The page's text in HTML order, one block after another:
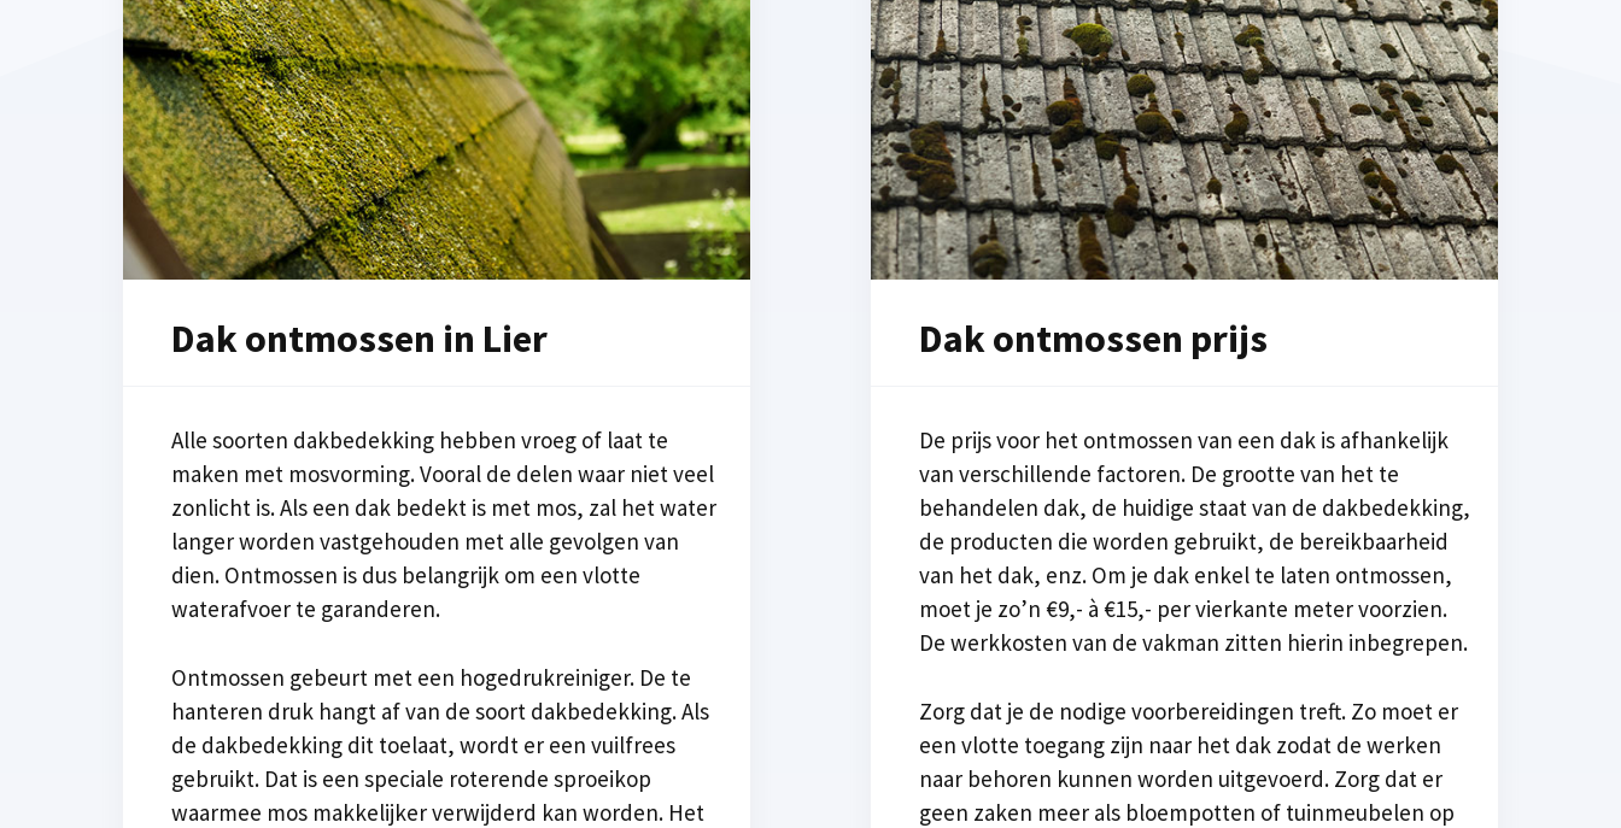
Dak ontmossen in Lier
Alle soorten dakbedekking hebben vroeg of laat te
maken met mosvorming. Vooral de delen waar niet veel
zonlicht is. Als een dak bedekt is met mos, zal het water
langer worden vastgehouden met alle gevolgen van
dien. Ontmossen is dus belangrijk om een vlotte
waterafvoer te garanderen.
Ontmossen gebeurt met een hogedrukreiniger. De te
hanteren druk hangt af van de soort dakbedekking. Als
de dakbedekking dit toelaat, wordt er een vuilfrees
gebruikt. Dat is een speciale roterende sproeikop
waarmee mos makkelijker verwijderd kan worden. Het
Dak ontmossen prijs
De prijs voor het ontmossen van een dak is afhankelijk
van verschillende factoren. De grootte van het te
behandelen dak, de huidige staat van de dakbedekking,
de producten die worden gebruikt, de bereikbaarheid
van het dak, enz. Om je dak enkel te laten ontmossen,
moet je zo’n €9,- à €15,- per vierkante meter voorzien.
De werkkosten van de vakman zitten hierin inbegrepen.
Zorg dat je de nodige voorbereidingen treft. Zo moet er
een vlotte toegang zijn naar het dak zodat de werken
naar behoren kunnen worden uitgevoerd. Zorg dat er
geen zaken meer als bloempotten of tuinmeubelen op